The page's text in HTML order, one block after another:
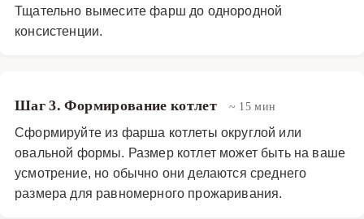
Тщательно вымесите фарш до однородной
консистенции.
Шаг 3. Формирование котлет ~ 15 мин
Сформируйте из фарша котлеты округлой или
овальной формы. Размер котлет может быть на ваше
усмотрение, но обычно они делаются среднего
размера для равномерного прожаривания.